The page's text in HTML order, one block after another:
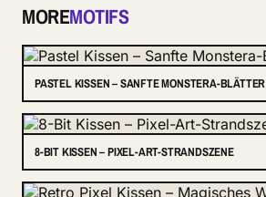
MOREMOTIFS
PASTEL KISSEN – SANFTE MONSTERA-BLÄTTER
8-BIT KISSEN – PIXEL-ART-STRANDSZENE